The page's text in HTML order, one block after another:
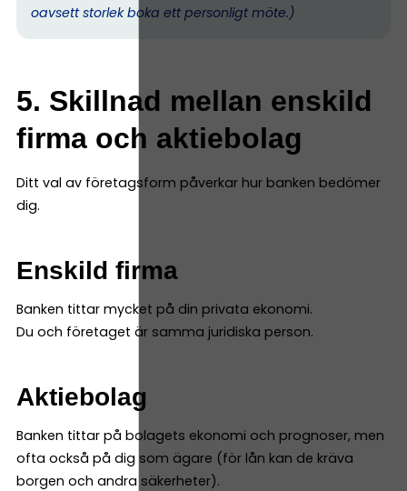
oavsett storlek boka ett personligt möte.)
5. Skillnad mellan enskild
firma och aktiebolag
Ditt val av företagsform påverkar hur banken bedömer
dig.
Enskild firma
Banken tittar mycket på din privata ekonomi.
Du och företaget är samma juridiska person.
Aktiebolag
Banken tittar på bolagets ekonomi och prognoser, men
ofta också på dig som ägare (för lån kan de kräva
borgen och andra säkerheter).